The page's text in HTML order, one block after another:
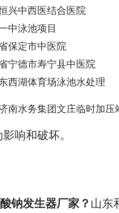
兴中西医结合医院
中泳池项目
保定市中医院
宁德市寿宁县中医院
西湖体育场泳池水处理
南水务集团文庄临时加压
响和破坏。
钠发生器厂家？ 山东